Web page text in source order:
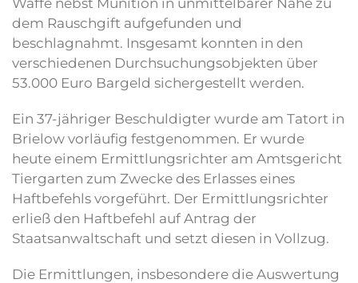
Waffe nebst Munition in unmittelbarer Nähe zu
dem Rauschgift aufgefunden und
beschlagnahmt. Insgesamt konnten in den
verschiedenen Durchsuchungsobjekten über
53.000 Euro Bargeld sichergestellt werden.
Ein 37-jähriger Beschuldigter wurde am Tatort in
Brielow vorläufig festgenommen. Er wurde
heute einem Ermittlungsrichter am Amtsgericht
Tiergarten zum Zwecke des Erlasses eines
Haftbefehls vorgeführt. Der Ermittlungsrichter
erließ den Haftbefehl auf Antrag der
Staatsanwaltschaft und setzt diesen in Vollzug.
Die Ermittlungen, insbesondere die Auswertung